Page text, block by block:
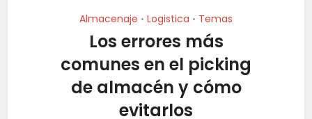
Almacenaje • Logistica • Temas
Los errores más
comunes en el picking
de almacén y cómo
evitarlos